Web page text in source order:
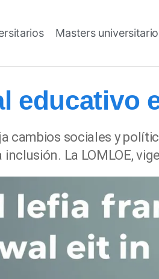
Masters
educativo
cambios sociales y
inclusión. La LOMLOE,